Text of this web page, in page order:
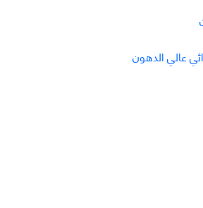
عالي الدهون